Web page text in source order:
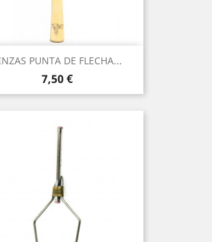
PUNTA DE FLECHA...
Precio
7,50 €